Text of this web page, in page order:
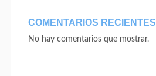
COMENTARIOS RECIENTES
No hay comentarios que mostrar.